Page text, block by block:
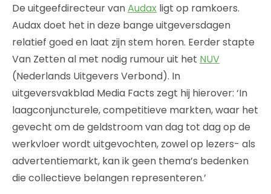
De uitgeefdirecteur vanAudax ligt op ramkoers.
Audax doet het in deze bange uitgeversdagen
relatief goed en laat zijn stem horen. Eerder stapte
Van Zetten al met nodig rumour uit het NUV
(Nederlands Uitgevers Verbond). In
uitgeversvakblad Media Facts zegt hij hierover: ‘In
laagconjuncturele, competitieve markten, waar het
gevecht om de geldstroom van dag tot dag op de
werkvloer wordt uitgevochten, zowel op lezers- als
advertentiemarkt, kan ik geen thema’s bedenken
die collectieve belangen representeren.’